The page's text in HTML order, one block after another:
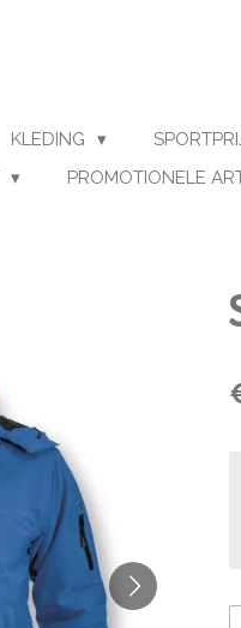
KLEDING
PROMOTIONELE